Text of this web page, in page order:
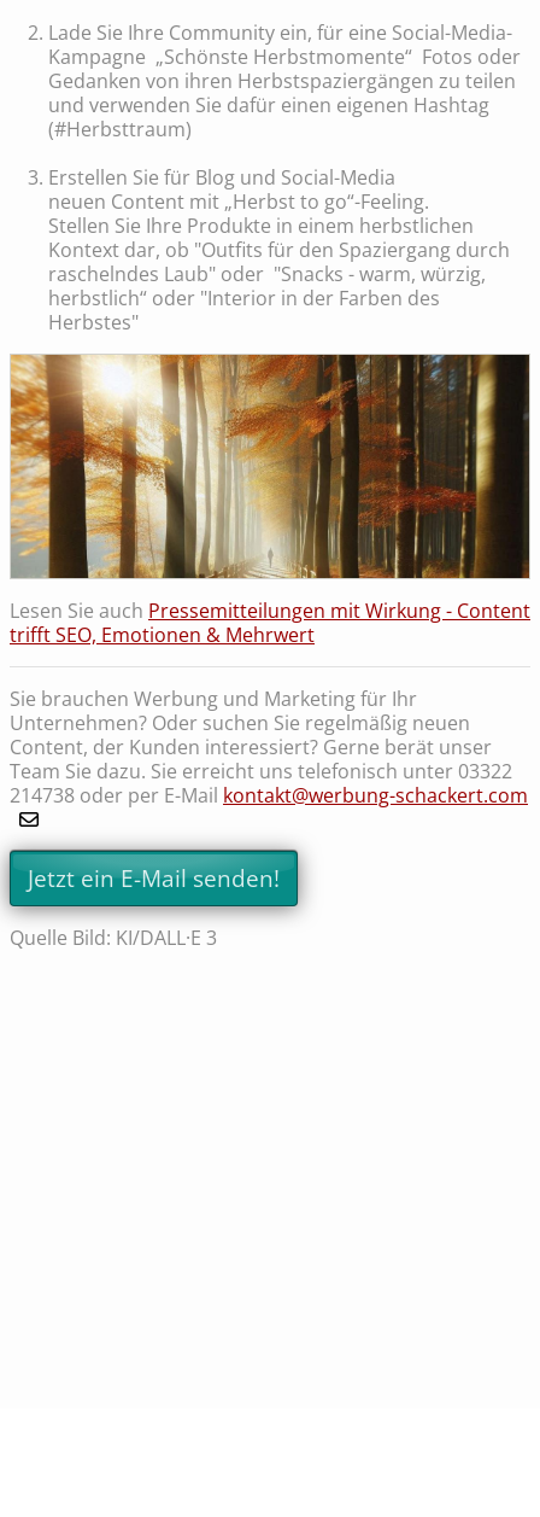
Lade Sie Ihre Community ein, für eine Social-Media-
Kampagne „Schönste Herbstmomente“ Fotos oder
Gedanken von ihren Herbstspaziergängen zu teilen
und verwenden Sie dafür einen eigenen Hashtag
(#Herbsttraum)
Erstellen Sie für Blog und Social-Media
neuen Content mit „Herbst to go“-Feeling.
Stellen Sie Ihre Produkte in einem herbstlichen
Kontext dar, ob "Outfits für den Spaziergang durch
raschelndes Laub" oder "Snacks - warm, würzig,
herbstlich“ oder "Interior in der Farben des
Herbstes"
Lesen Sie auch Pressemitteilungen mit Wirkung - Content
trifft SEO, Emotionen & Mehrwert
Sie brauchen Werbung und Marketing für Ihr
Unternehmen? Oder suchen Sie regelmäßig neuen
Content, der Kunden interessiert? Gerne berät unser
Team Sie dazu. Sie erreicht uns telefonisch unter 03322
214738 oder per E-Mail kontakt@werbung-schackert.com
Jetzt ein E-Mail senden!
Quelle Bild: KI/DALL·E 3